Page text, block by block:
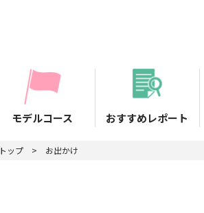
モデルコース おすすめレポート
トップ お出かけ